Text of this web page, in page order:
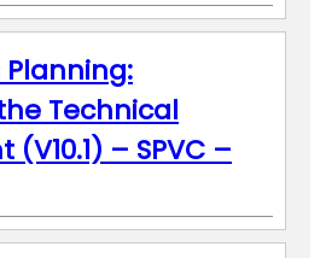
Planning:
Technical
– SPVC –